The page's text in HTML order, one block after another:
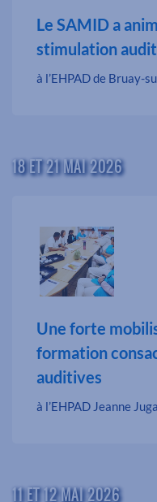
Le SAMID a
stimulation
à l’EHPAD de Bruay-
18 ET 21 MAI 2026
Une forte
formation
auditives
à l’EHPAD Jeanne
11 ET 12 MAI 2026